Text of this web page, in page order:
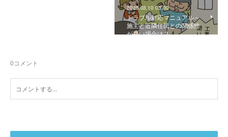
2025.03.10 03:00
トラブル対応マニュアル～
施主と近隣住民との関係性
が悪い場合は？
0コメント